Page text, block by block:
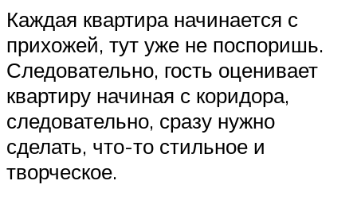
Каждая квартира начинается с
прихожей, тут уже не поспоришь.
Следовательно, гость оценивает
квартиру начиная с коридора,
следовательно, сразу нужно
сделать, что-то стильное и
творческое.